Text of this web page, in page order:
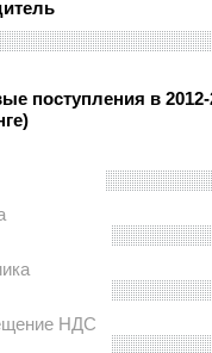
поступления в 2012-